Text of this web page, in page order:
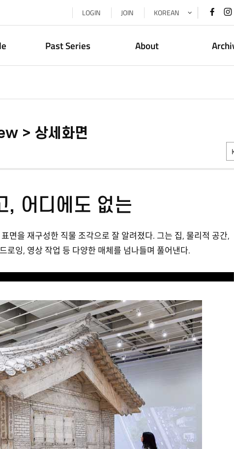
LOGIN JOIN KOREAN 페
바
Past Series About
> 상세화면
, 어디에도 없는
면을 재구성한 직물 조각으로 잘 알려졌다. 그는 집, 물리적 공간,
로잉, 영상 작업 등 다양한 매체를 넘나들며 풀어낸다.